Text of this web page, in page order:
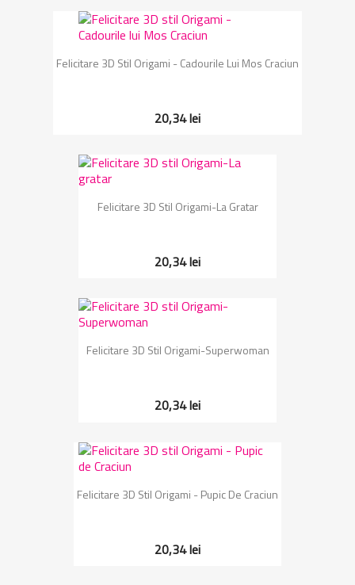
Felicitare 3D Stil Origami - Cadourile Lui Mos Craciun
20,34 lei
Felicitare 3D Stil Origami-La Gratar
20,34 lei
Felicitare 3D Stil Origami-Superwoman
20,34 lei
Felicitare 3D Stil Origami - Pupic De Craciun
20,34 lei